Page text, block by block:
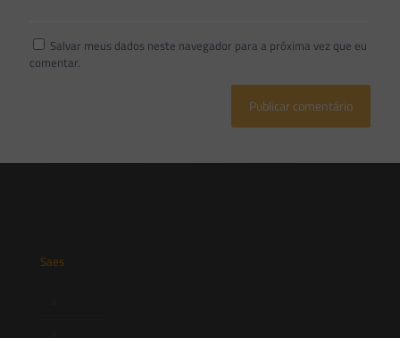
Salvar meus dados neste navegador para a próxima vez que eu
comentar.
Saes